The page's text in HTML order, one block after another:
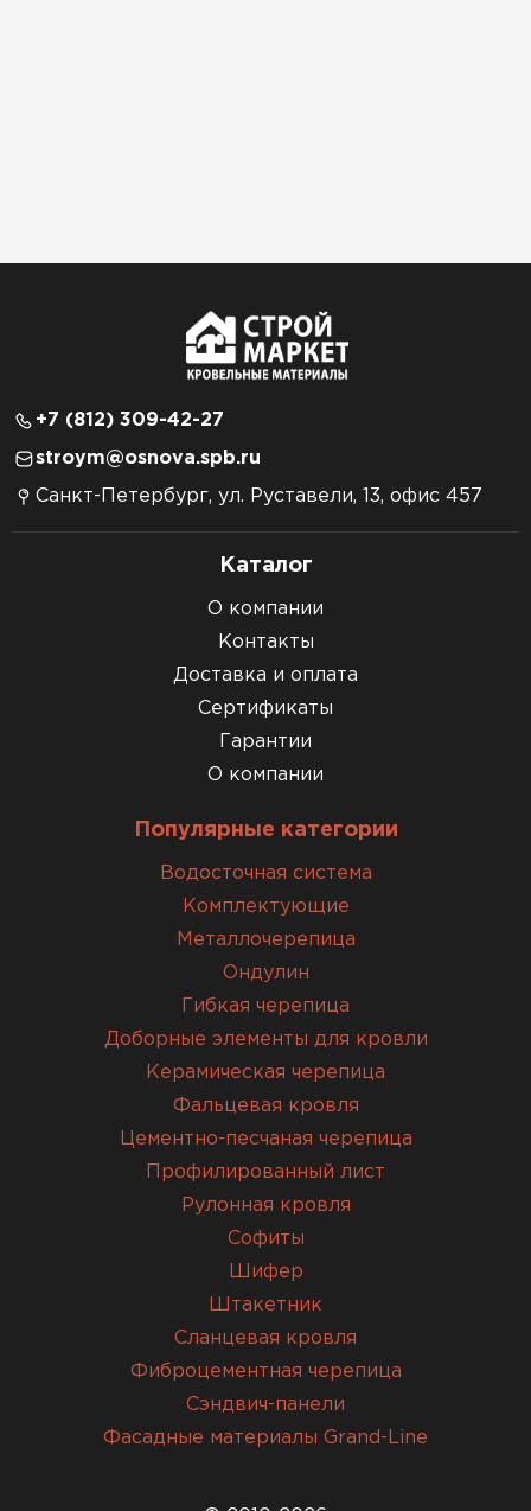
+7 (812) 309-42-27
stroym@osnova.spb.ru
Санкт-Петербург, ул. Руставели, 13, офис 457
Каталог
О компании
Контакты
Доставка и оплата
Сертификаты
Гарантии
О компании
Популярные категории
Водосточная система
Комплектующие
Металлочерепица
Ондулин
Гибкая черепица
Доборные элементы для кровли
Керамическая черепица
Фальцевая кровля
Цементно-песчаная черепица
Профилированный лист
Рулонная кровля
Софиты
Шифер
Штакетник
Сланцевая кровля
Фиброцементная черепица
Сэндвич-панели
Фасадные материалы Grand-Line